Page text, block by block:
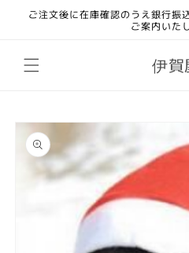
ンツに
ご注文後に在庫確認のうえ銀行振
ご案内いた
伊賀
報にス
キップ